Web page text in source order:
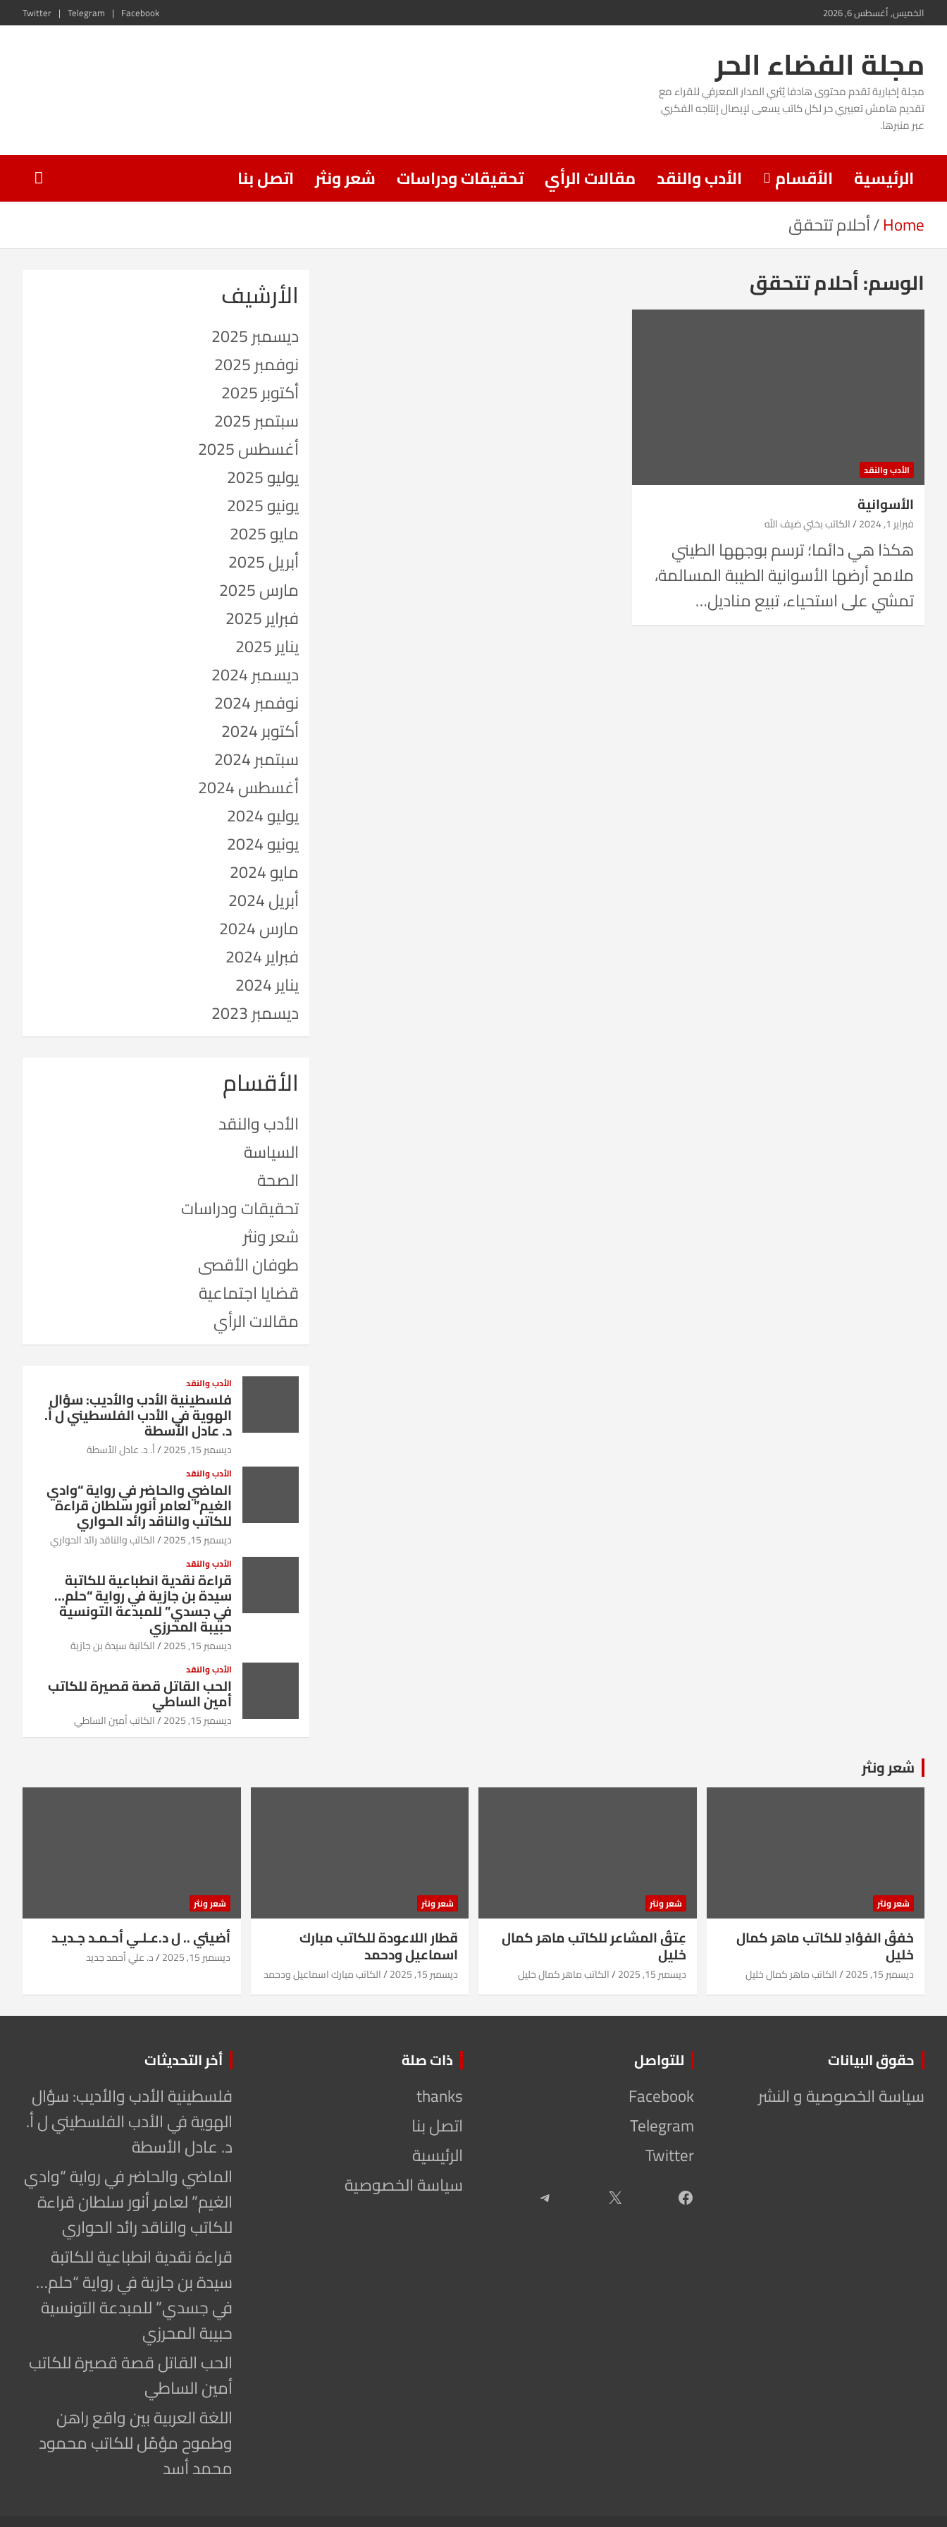
Skip
content
الخميس, أغسطس 6, 2026 Facebook
Telegram
Twitter
مجلة الفضاء الحر
مجلة إخبارية تقدم محتوى هادفا يُثري المدار المعرفي للقراء مع
تقديم هامش تعبيري حر لكل كاتب يسعى لإيصال إنتاجه الفكري
عبر منبرها.
الرئيسية الأقسام الأدب والنقد مقالات الرأي تحقيقات ودراسات شعر ونثر
اتصل بنا
Home أحلام تتحقق
الوسم:أحلام تتحقق
الأدب والنقد
الأسوانية
فبراير 1, 2024 الكاتب بختي ضيف الله
هكذا هي دائما؛ ترسم بوجهها الطيني
ملامح أرضها الأسوانية الطيبة المسالمة،
تمشي على استحياء، تبيع مناديل…
الأرشيف
ديسمبر 2025
نوفمبر 2025
أكتوبر 2025
سبتمبر 2025
أغسطس 2025
يوليو 2025
يونيو 2025
مايو 2025
أبريل 2025
مارس 2025
فبراير 2025
يناير 2025
ديسمبر 2024
نوفمبر 2024
أكتوبر 2024
سبتمبر 2024
أغسطس 2024
يوليو 2024
يونيو 2024
مايو 2024
أبريل 2024
مارس 2024
فبراير 2024
يناير 2024
ديسمبر 2023
الأقسام
الأدب والنقد
السياسة
الصحة
تحقيقات ودراسات
شعر ونثر
طوفان الأقصى
قضايا اجتماعية
مقالات الرأي
الأدب والنقد
فلسطينية الأدب والأديب: سؤال
الهوية في الأدب الفلسطيني ل أ.
د. عادل الأسطة
ديسمبر 15, 2025 أ. د. عادل الأسطة
الأدب والنقد
الماضي والحاضر في رواية “وادي
الغيم” لعامر أنور سلطان قراءة
للكاتب والناقد رائد الحواري
ديسمبر 15, 2025 الكاتب والناقد رائد الحواري
الأدب والنقد
قراءة نقدية انطباعية للكاتبة
سيدة بن جازية في رواية “حلم…
في جسدي” للمبدعة التونسية
حبيبة المحرزي
ديسمبر 15, 2025 الكاتبة سيدة بن جازية
الأدب والنقد
الحب القاتل قصة قصيرة للكاتب
أمين الساطي
ديسمبر 15, 2025 الكاتب أمين الساطي
شعر ونثر
شعر ونثر
خفقُ الفؤادِ للكاتب ماهر كمال
خليل
ديسمبر 15, 2025 الكاتب ماهر كمال خليل
شعر ونثر
عِتقُ المشاعر للكاتب ماهر كمال
خليل
ديسمبر 15, 2025 الكاتب ماهر كمال خليل
شعر ونثر
قطار اللاعودة للكاتب مبارك
اسماعيل ودحمد
ديسمبر 15, 2025 الكاتب مبارك اسماعيل ودحمد
شعر ونثر
أضيئي .. ل د.عـلـي أحـمـد جـديـد
ديسمبر 15, 2025 د. علي أحمد جديد
حقوق البيانات
سياسة الخصوصية و النشر
للتواصل
Facebook
Telegram
Twitter
Facebook
X
Telegram
ذات صلة
thanks
اتصل بنا
الرئيسية
سياسة الخصوصية
أخر التحديثات
فلسطينية الأدب والأديب: سؤال
الهوية في الأدب الفلسطيني ل أ.
د. عادل الأسطة
الماضي والحاضر في رواية “وادي
الغيم” لعامر أنور سلطان قراءة
للكاتب والناقد رائد الحواري
قراءة نقدية انطباعية للكاتبة
سيدة بن جازية في رواية “حلم…
في جسدي” للمبدعة التونسية
حبيبة المحرزي
الحب القاتل قصة قصيرة للكاتب
أمين الساطي
اللغة العربية بين واقع راهن
وطموح مؤمّل للكاتب محمود
محمد أسد